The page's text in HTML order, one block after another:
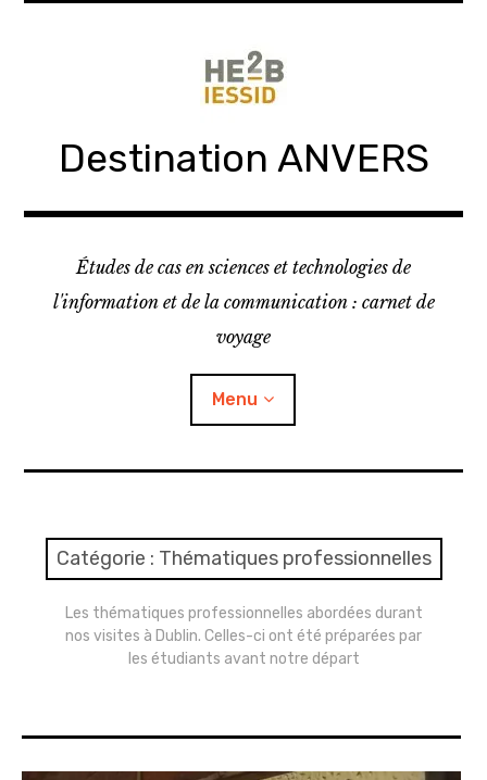
Destination ANVERS
Études de cas en sciences et technologies de
l'information et de la communication : carnet de
voyage
Menu
Précédemment child
menu
Copenhague 2019
Dublin 2018
Catégorie : Thématiques professionnelles
Les thématiques professionnelles abordées durant
nos visites à Dublin. Celles-ci ont été préparées par
les étudiants avant notre départ